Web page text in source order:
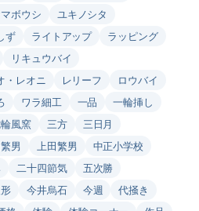
ボウシ
ユキノシタ
ず ライトアップ
ラッピング
リキュウバイ
・レオニ レリーフ
ロウバイ
ワラ細工 一品
一輪挿し
風窯 三方
三日月
男 上田繁男
中正小学校
二十四節気
五次勝
今井烏石 今週
代掻き